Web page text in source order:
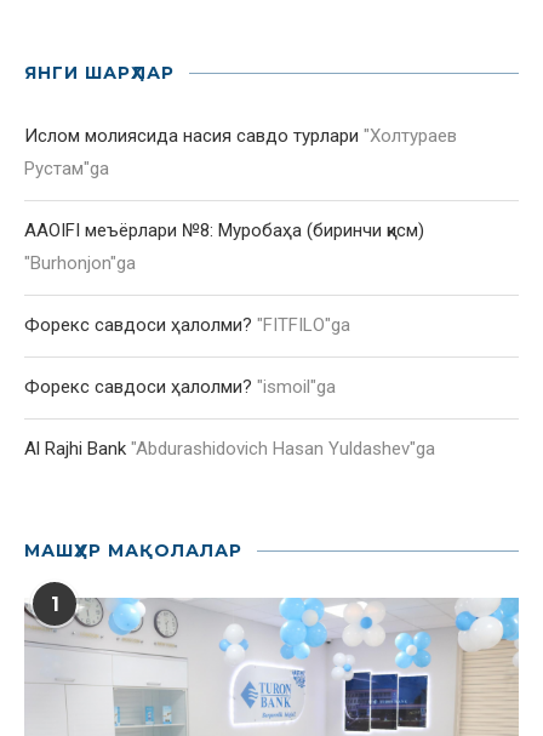
ЯНГИ ШАРҲЛАР
Ислом молиясида насия савдо турлари "Холтураев
Рустам"ga
AAOIFI меъёрлари №8: Муробаҳа (биринчи қисм)
"Burhonjon"ga
Форекс савдоси ҳалолми? "FITFILO"ga
Форекс савдоси ҳалолми? "ismoil "ga
Al Rajhi Bank "Abdurashidovich Hasan Yuldashev"ga
МАШҲУР МАҚОЛАЛАР
1